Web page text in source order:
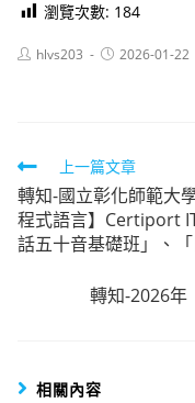
瀏覽次數: 184
Posthlvs203
Post2026-01-22
Read
more
articles
上一篇文章
轉知-國立彰化師範大
程式語言】Certiport
話五十音基礎班」、
轉知-2026年
相關內容